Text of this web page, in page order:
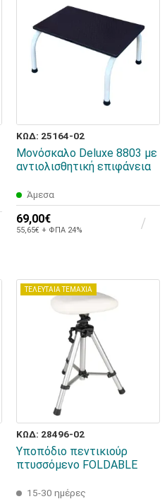
ΚΩΔ: 25164-02
Μονόσκαλο Deluxe 8803 με
αντιολισθητική επιφάνεια
Άμεσα
69,00€
55,65€ + ΦΠΑ 24%
ΤΕΛΕΥΤΑΙΑ ΤΕΜΑΧΙΑ
ΚΩΔ: 28496-02
Υποπόδιο πεντικιούρ
πτυσσόμενο FOLDABLE
15-30 ημέρες